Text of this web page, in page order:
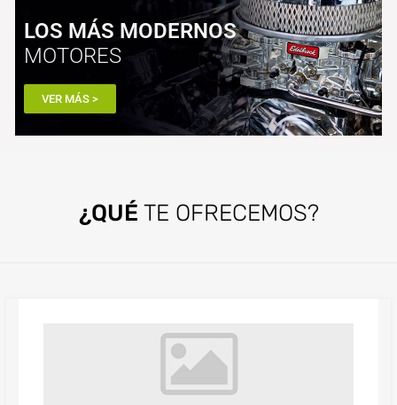
LOS MÁS MODERNOS
MOTORES
VER MÁS >
¿QUÉ TE OFRECEMOS?